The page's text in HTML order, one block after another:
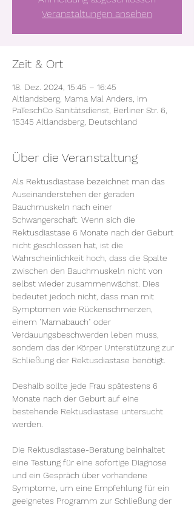
Veranstaltungen ansehen
Zeit & Ort
18. Dez. 2024, 15:45 – 16:45
Altlandsberg, Mama Mal Anders, im
PaTeschCo Sanitätsdienst, Berliner Str. 6,
15345 Altlandsberg, Deutschland
Über die Veranstaltung
Als Rektusdiastase bezeichnet man das
Auseinanderstehen der geraden
Bauchmuskeln nach einer
Schwangerschaft. Wenn sich die
Rektusdiastase 6 Monate nach der Geburt
nicht geschlossen hat, ist die
Wahrscheinlichkeit hoch, dass die Spalte
zwischen den Bauchmuskeln nicht von
selbst wieder zusammenwächst. Dies
bedeutet jedoch nicht, dass man mit
Symptomen wie Rückenschmerzen,
einem "Mamabauch" oder
Verdauungsbeschwerden leben muss,
sondern das der Körper Unterstützung zur
Schließung der Rektusdiastase benötigt.
Deshalb sollte jede Frau spätestens 6
Monate nach der Geburt auf eine
bestehende Rektusdiastase untersucht
werden.
Die Rektusdiastase-Beratung beinhaltet
eine Testung für eine sofortige Diagnose
und ein Gespräch über vorhandene
Symptome, um eine Empfehlung für ein
geeignetes Programm zur Schließung der